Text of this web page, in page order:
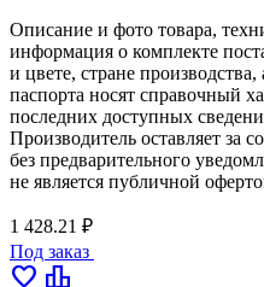
Описание и фото товара,
информация о комплекте
и цвете, стране
паспорта носят справочный
последних доступных
Производитель оставляет за
без предварительного
не является публичной
1 428.21 ₽
Под заказ
favorite leaderboard